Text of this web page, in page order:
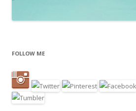
FOLLOW ME